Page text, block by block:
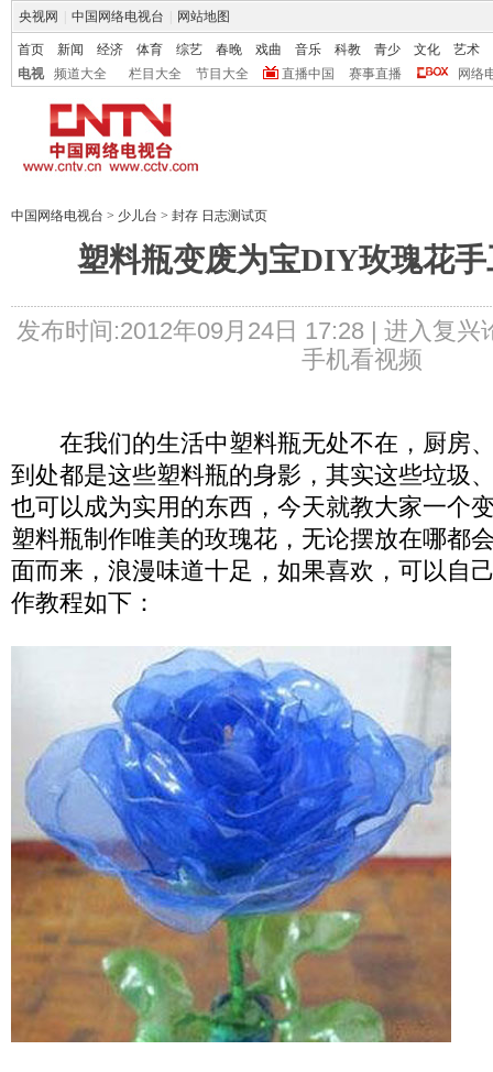
央视网 中国网络电视台 网站地图
首页 新闻 经济 体育 综艺 春晚 戏曲 音乐 科教 青少 文化
艺术
电视
频道大全 栏目大全 节目大全 直播中国 赛事直播 网络
中国网络电视台 > 少儿台 > 封存 日志测试页
塑料瓶变废为宝DIY玫瑰花
发布时间:2012年09月24日 17:28 | 进入复兴
手机看视频
在我们的生活中塑料瓶无处不在，厨房
到处都是这些塑料瓶的身影，其实这些垃圾
也可以成为实用的东西，今天就教大家一个
塑料瓶制作唯美的玫瑰花，无论摆放在哪都
面而来，浪漫味道十足，如果喜欢，可以自
作教程如下：